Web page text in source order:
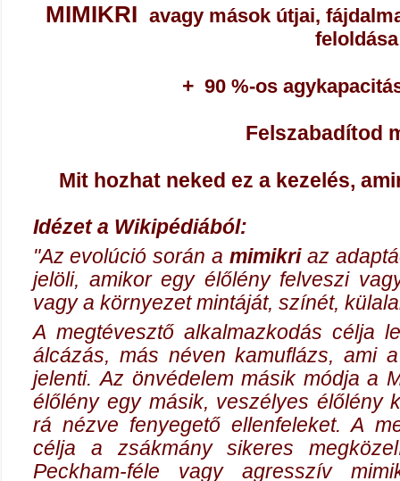
MIMIKRI avagy mások útjai,
feloldása
+ 90 %-os
Felszabadítod
Mit hozhat neked ez a kezelés,
Idézet a Wikipédiából:
"Azevolúció során amimikriaz
jelöli, amikor egy élőlény felveszi
vagy a környezet mintáját, színét,
A megtévesztő alkalmazkodás célja
álcázás, más néven kamuflázs, ami
jelenti. Az önvédelem másik módja a
élőlény egy másik, veszélyes élőlény
rá nézve fenyegető ellenfeleket. A
célja a zsákmány sikeres
Peckham-féle vagy agresszív